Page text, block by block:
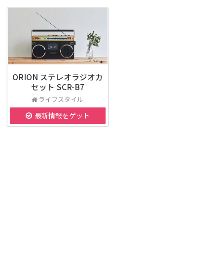
ORION ステレオラジオカ
セット SCR-B7
ライフスタイル
最新情報をゲット